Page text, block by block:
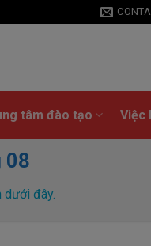
tâm đào tạo Việc
08
dưới đây.